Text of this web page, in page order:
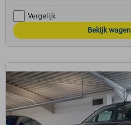
Vergelijk
Bekijk wagen